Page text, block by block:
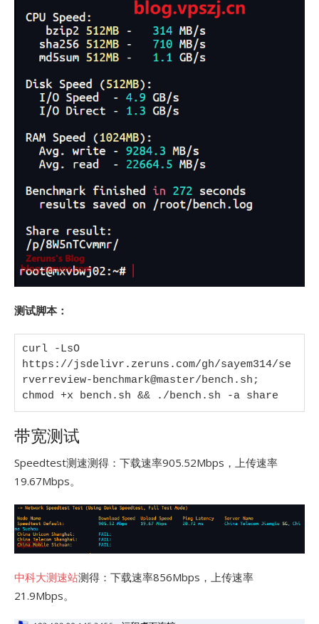
测试脚本：
curl -LsO
https://jsdelivr.zeruns.com/gh/sayem314/se
rverreview-benchmark@master/bench.sh;
chmod +x bench.sh && ./bench.sh -a share
带宽测试
Speedtest测速测得：下载速率905.52Mbps，上传速率
19.67Mbps。
中科大测速站测得：下载速率856Mbps，上传速率
21.9Mbps。